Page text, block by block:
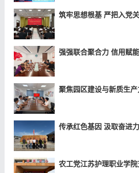
筑牢思想根基 严把入党
强强联合聚合力 信用赋
聚焦园区建设与新质生
传承红色基因 汲取奋进
农工党江苏护理职业学